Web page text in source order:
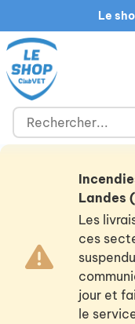
Le
Landes
Les
ces
jour et
le